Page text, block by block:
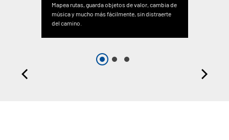
Mapea rutas, guarda objetos de valor, cambia de
música y mucho más fácilmente, sin distraerte
del camino.